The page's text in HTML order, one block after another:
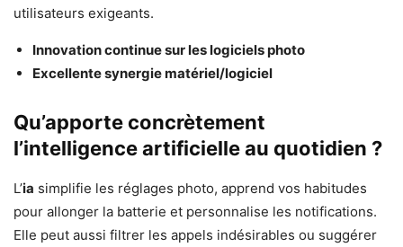
utilisateurs exigeants.
Innovation continue sur les logiciels photo
Excellente synergie matériel/logiciel
Qu’apporte concrètement
l’intelligence artificielle au quotidien ?
L’ia simplifie les réglages photo, apprend vos habitudes
pour allonger la batterie et personnalise les notifications.
Elle peut aussi filtrer les appels indésirables ou suggérer